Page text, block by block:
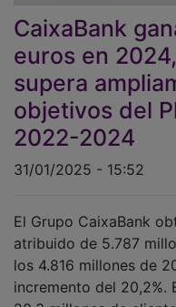
CaixaBank
euros en
supera
objetivos del
2022-2024
atribuido de 5.787
los 4.816 millones de
incremento del 20,2%.
20,3 millones de